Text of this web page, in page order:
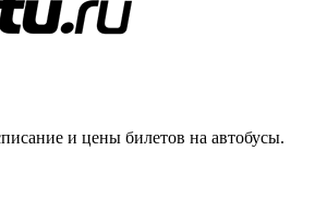
и цены билетов на автобусы.